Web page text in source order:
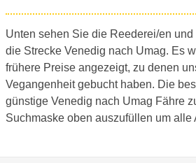
Unten sehen Sie die Reederei/en
die Strecke Venedig nach Umag. Es
frühere Preise angezeigt, zu denen
Vegangenheit gebucht haben. Die
günstige Venedig nach Umag Fähre
Suchmaske oben auszufüllen um alle